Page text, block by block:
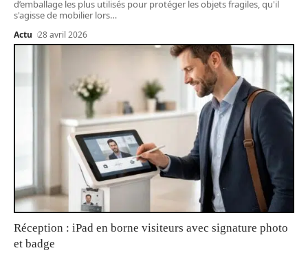
d’emballage les plus utilisés pour protéger les objets fragiles, qu'il
s'agisse de mobilier lors…
Actu 28 avril 2026
Réception : iPad en borne visiteurs avec signature photo
et badge